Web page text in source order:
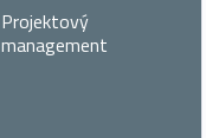
Projektový
management